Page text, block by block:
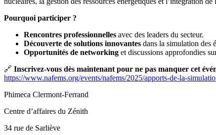
Pourquoi participer ?
Rencontres professionnelles avec des leaders du secteur.
Découverte de solutions innovantes dans la simulation des
Opportunités de networking et discussions approfondies
🔗 Inscrivez-vous dès maintenant pour ne pas manquer cet
https://www.nafems.org/events/nafems/2025/apports-de-la-
Phimeca Clermont-Ferrand
Centre d’affaires du Zénith
34 rue de Sarliève